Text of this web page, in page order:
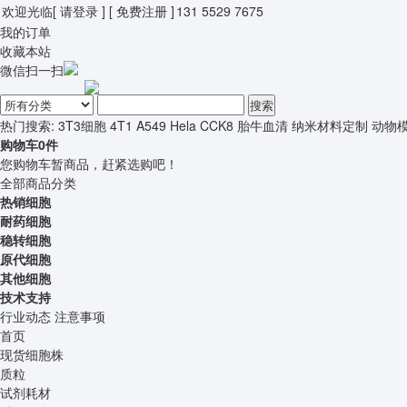
欢迎光临[ 请登录 ] [ 免费注册 ] 131 5529 7675
我的订单
收藏本站
微信扫一扫
搜索
热门搜索: 3T3细胞 4T1 A549 Hela CCK8 胎牛血清 纳米材料定制 动物
购物车0件
您购物车暂商品，赶紧选购吧！
全部商品分类
热销细胞
耐药细胞
稳转细胞
原代细胞
其他细胞
技术支持
行业动态 注意事项
首页
现货细胞株
质粒
试剂耗材